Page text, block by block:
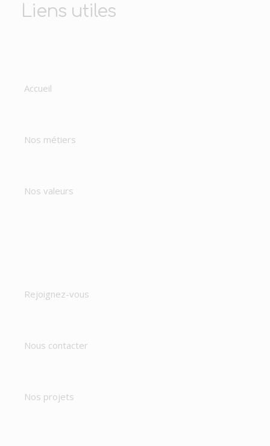
Liens utiles
Accueil
Nos métiers
Nos valeurs
Rejoignez-vous
Nous contacter
Nos projets